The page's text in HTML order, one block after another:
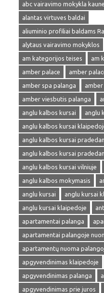
abc vairavimo mokykla kaune
alantas virtuves baldai
aliuminio profiliai baldams
alytaus vairavimo mokyklos
am kategorijos teises
am
amber palace
amber
amber spa palanga
amber viesbutis palanga
anglu kalbos kursai
anglu
anglu kalbos kursai
anglu kalbos kursai
anglu kalbos kursai
anglu kalbos kursai vilniuje
anglu kalbos mokymasis
anglu kursai
anglu kursai
anglu kursai klaipedoje
apartamentai palanga
apartamentai palangoje
apartamentų nuoma
apgyvendinimas klaipedoje
apgyvendinimas palanga
apgyvendinimas prie juros